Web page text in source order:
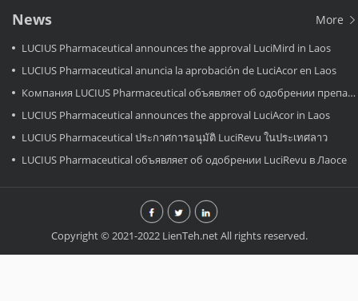
News More
LUCIUS Pharmaceutical announces the approval LuciMird in Laos
LUCIUS Pharmaceutical anuncia la aprobación de LuciAcor en Laos
Компания LUCIUS Pharmaceutical объявляет об одобрении препарата LuciAcor в Лаосе.
LUCIUS Pharmaceutical announces the approval LuciAcor in Laos
LUCIUS Pharmaceutical ประกาศการอนุมัติ LuciRevu ในประเทศลาว
LUCIUS Pharmaceutical объявляет об одобрении LuciRevu в Лаосе
Copyright © 2021-2022 LienTeh.net All rights reserved.